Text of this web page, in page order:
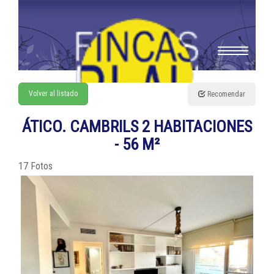
Toggle
navigation
Volver al listado Recomendar
ÁTICO. CAMBRILS 2 HABITACIONES
- 56 M²
17 Fotos